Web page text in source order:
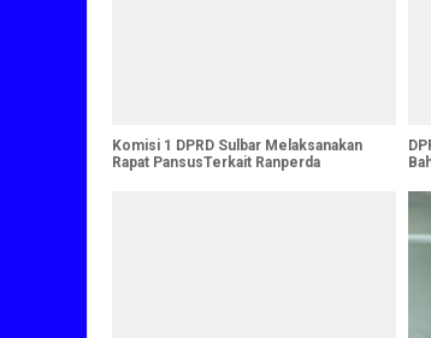
Komisi 1 DPRD Sulbar Melaksanakan
Rapat PansusTerkait Ranperda